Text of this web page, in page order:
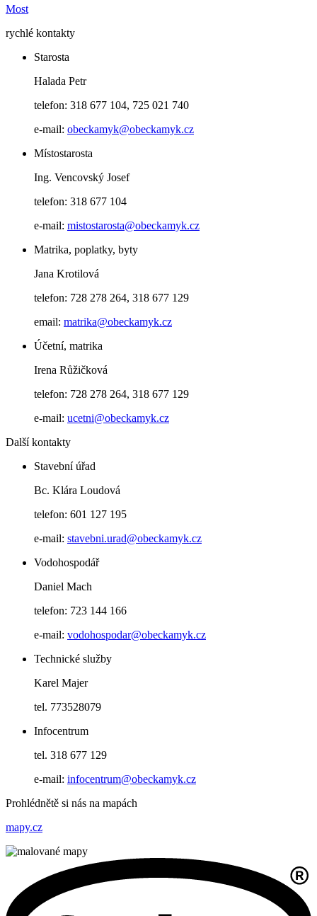
Most
rychlé kontakty
Starosta
Halada Petr
telefon: 318 677 104, 725 021 740
e-mail: obeckamyk@obeckamyk.cz
Místostarosta
Ing. Vencovský Josef
telefon: 318 677 104
e-mail: mistostarosta@obeckamyk.cz
Matrika, poplatky, byty
Jana Krotilová
telefon: 728 278 264, 318 677 129
email: matrika@obeckamyk.cz
Účetní, matrika
Irena Růžičková
telefon: 728 278 264, 318 677 129
e-mail: ucetni@obeckamyk.cz
Další kontakty
Stavební úřad
Bc. Klára Loudová
telefon: 601 127 195
e-mail: stavebni.urad@obeckamyk.cz
Vodohospodář
Daniel Mach
telefon: 723 144 166
e-mail: vodohospodar@obeckamyk.cz
Technické služby
Karel Majer
tel. 773528079
Infocentrum
tel. 318 677 129
e-mail: infocentrum@obeckamyk.cz
Prohlédnětě si nás na mapách
mapy.cz